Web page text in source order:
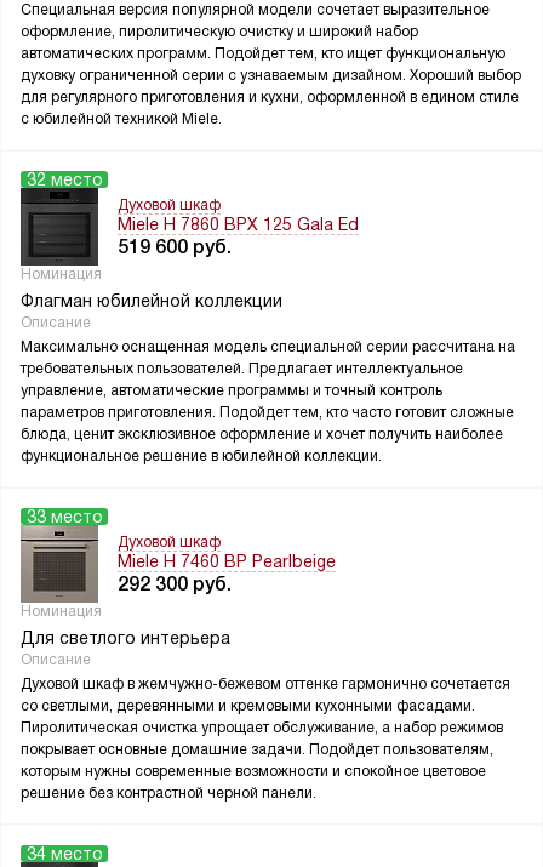
Специальная версия популярной модели сочетает выразительное
оформление, пиролитическую очистку и широкий набор
автоматических программ. Подойдет тем, кто ищет функциональную
духовку ограниченной серии с узнаваемым дизайном. Хороший выбор
для регулярного приготовления и кухни, оформленной в едином стиле
с юбилейной техникой Miele.
32 место
Духовой шкаф
Miele H 7860 BPX 125 Gala Ed
519 600 руб.
Номинация
Флагман юбилейной коллекции
Описание
Максимально оснащенная модель специальной серии рассчитана на
требовательных пользователей. Предлагает интеллектуальное
управление, автоматические программы и точный контроль
параметров приготовления. Подойдет тем, кто часто готовит сложные
блюда, ценит эксклюзивное оформление и хочет получить наиболее
функциональное решение в юбилейной коллекции.
33 место
Духовой шкаф
Miele H 7460 BP Pearlbeige
292 300 руб.
Номинация
Для светлого интерьера
Описание
Духовой шкаф в жемчужно-бежевом оттенке гармонично сочетается
со светлыми, деревянными и кремовыми кухонными фасадами.
Пиролитическая очистка упрощает обслуживание, а набор режимов
покрывает основные домашние задачи. Подойдет пользователям,
которым нужны современные возможности и спокойное цветовое
решение без контрастной черной панели.
34 место